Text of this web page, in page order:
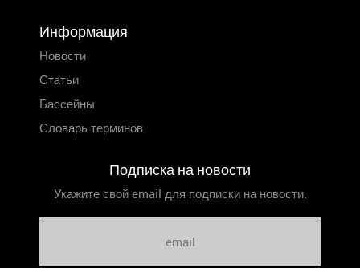
Информация
Новости
Статьи
Бассейны
Словарь терминов
Подписка на новости
Укажите свой email для подписки на новости.